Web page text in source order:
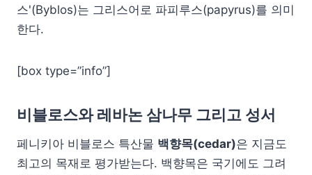
스'(Byblos)는 그리스어로 파피루스(papyrus)를 의미
한다.
[box type=”info”]
비블로스와 레바논 삼나무 그리고 성서
페니키아 비블로스 특산물 백향목(cedar)은 지금도
최고의 목재로 평가받는다. 백향목은 국기에도 그려